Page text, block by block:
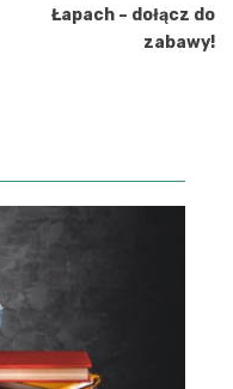
Łapach – dołącz do
zabawy!